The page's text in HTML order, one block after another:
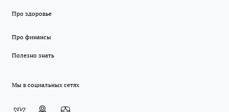
Про здоровье
Про финансы
Полезно знать
Мы в социальных сетях